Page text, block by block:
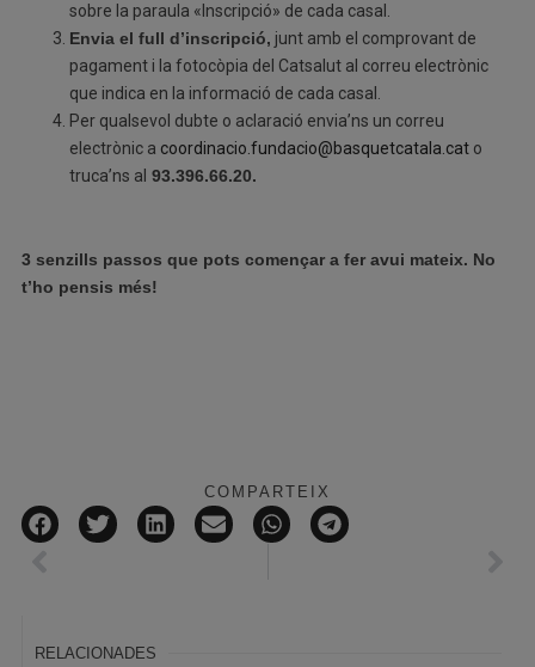
sobre la paraula «Inscripció» de cada casal.
Envia el full d’inscripció, junt amb el comprovant de
pagament i la fotocòpia del Catsalut al correu electrònic
que indica en la informació de cada casal.
Per qualsevol dubte o aclaració envia’ns un correu
electrònic a coordinacio.fundacio@basquetcatala.cato
truca’ns al 93.396.66.20.
3 senzills passos que pots començar a fer avui mateix. No
t’ho pensis més!
COMPARTEIX
RELACIONADES